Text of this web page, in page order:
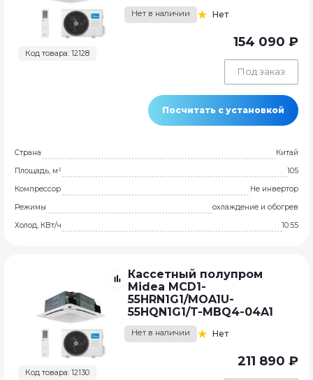
Код товара: 12128
Нет в наличии Нет
154 090 ₽
Под заказ
Посчитать с установкой
Страна
Китай
Площадь, м²
105
Компрессор
Не инвертор
Режимы
охлаждение и обогрев
Холод, КВт/ч
10.55
Код товара: 12130
Кассетный полупром
Midea MCD1-
55HRN1G1/MOA1U-
55HQN1G1/T-MBQ4-04A1
Нет в наличии Нет
211 890 ₽